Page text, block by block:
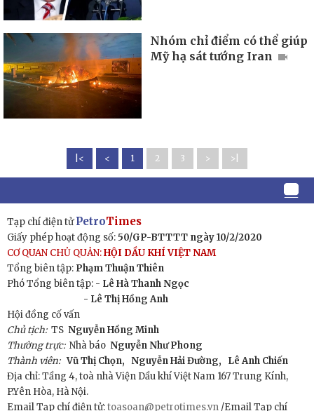
Nhóm chỉ điểm có thể giúp
Mỹ hạ sát tướng Iran
|< < 1 2 3 > >|
Tạp chí điện tửPetroTimes
Giấy phép hoạt động số: 50/GP-BTTTT ngày 10/2/2020
CƠ QUAN CHỦ QUẢN:HỘI DẦU KHÍ VIỆT NAM
Tổng biên tập: Phạm Thuận Thiên
Phó Tổng biên tập: - Lê Hà Thanh Ngọc
- Lê Thị Hồng Anh
Hội đồng cố vấn
Chủ tịch:TS Nguyễn Hồng Minh
Thường trực: Nhà báo Nguyễn Như Phong
Thành viên: Vũ Thị Chọn, Nguyễn Hải Đường,
Lê Anh Chiến
Địa chỉ: Tầng 4, toà nhà Viện Dầu khí Việt Nam 167 Trung Kính,
P.Yên Hòa, Hà Nội.
Email Tạp chí điện tử:toasoan@petrotimes.vn /Email Tạp chí